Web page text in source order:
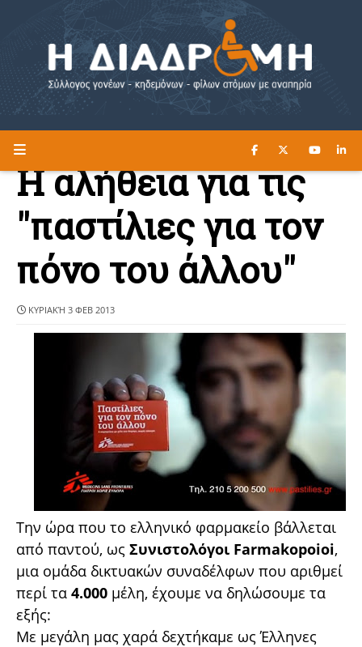
Η ΔΙΑΔΡΟΜΗ ΔΙΑΒΑΣΤΕ ΕΔΩ ►
H αλήθεια για τις
"παστίλιες για τον
πόνο του άλλου"
ΚΥΡΙΑΚΉ 3 ΦΕΒ 2013
Την ώρα που το ελληνικό φαρμακείο βάλλεται
από παντού, ως Συνιστολόγοι Farmakopoioi,
μια ομάδα δικτυακών συναδέλφων που αριθμεί
περί τα 4.000 μέλη, έχουμε να δηλώσουμε τα
εξής:
Με μεγάλη μας χαρά δεχτήκαμε ως Έλληνες